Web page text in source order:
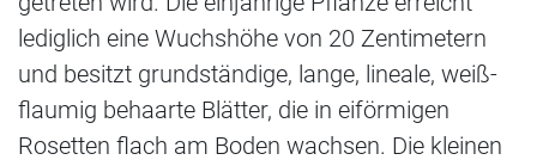
lediglich eine Wuchshöhe von 20 Zentimetern
und besitzt grundständige, lange, lineale, weiß-
flaumig behaarte Blätter, die in eiförmigen
Rosetten flach am Boden wachsen. Die kleinen